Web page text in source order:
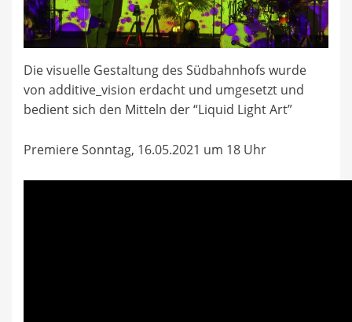
Die visuelle Gestaltung des Südbahnhofs wurde
von additive_vision erdacht und umgesetzt und
bedient sich den Mitteln der “Liquid Light Art”
Premiere Sonntag, 16.05.2021 um 18 Uhr